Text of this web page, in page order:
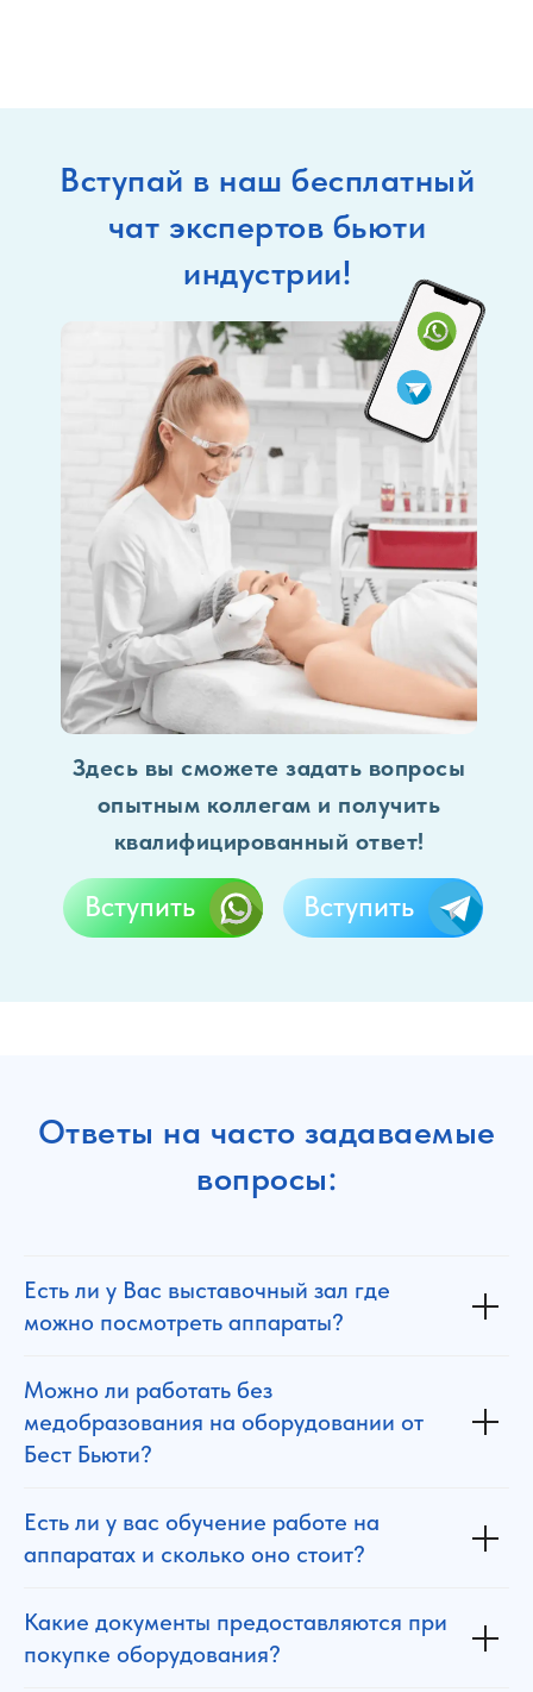
Вступай в наш бесплатный
чат экспертов бьюти
индустрии!
Здесь вы сможете задать вопросы
опытным коллегам и получить
квалифицированный ответ!
Вступить Вступить
Ответы на часто задаваемые
вопросы:
Есть ли у Вас выставочный зал где
можно посмотреть аппараты?
Можно ли работать без
медобразования на оборудовании от
Бест Бьюти?
Есть ли у вас обучение работе на
аппаратах и сколько оно стоит?
Какие документы предоставляются при
покупке оборудования?